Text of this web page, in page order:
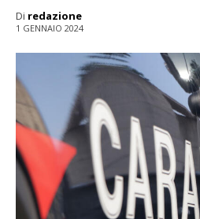
Di redazione
1 GENNAIO 2024